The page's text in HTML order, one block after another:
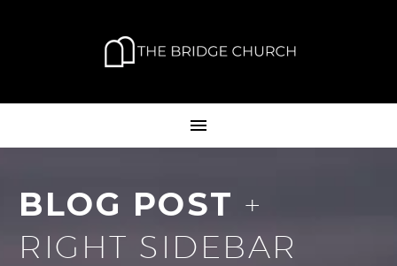
BLOG POST +
RIGHT SIDEBAR